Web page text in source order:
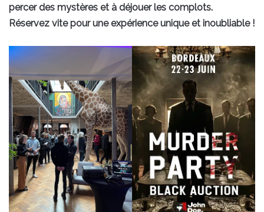
percer des mystères et à déjouer les complots.
Réservez vite pour une expérience unique et inoubliable !